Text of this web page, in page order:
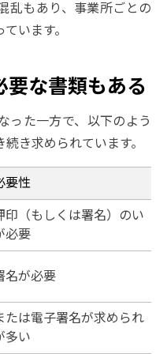
乱もあり、事業所ごとの
います。
要な書類もある
った一方で、以下のよう
き求められています。
要性
印（もしくは署名）のい
必要
名が必要
たは電子署名が求められ
多い